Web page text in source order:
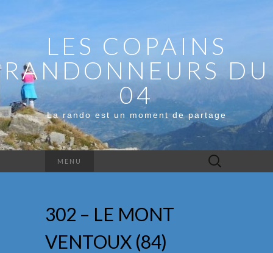
LES COPAINS
RANDONNEURS DU
04
La rando est un moment de partage
MENU Rechercher :
302 – LE MONT
VENTOUX (84)